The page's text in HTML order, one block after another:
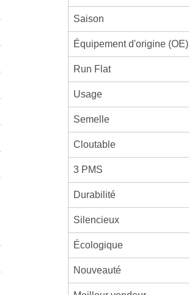
Saison
Équipement d'origine (OE)
Run Flat
Usage
Semelle
Cloutable
3 PMS
Durabilité
Silencieux
Écologique
Nouveauté